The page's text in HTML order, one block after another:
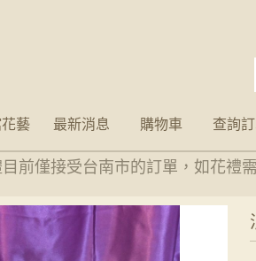
藝 最新消息 購物車 查詢
前僅接受台南市的訂單，如花禮